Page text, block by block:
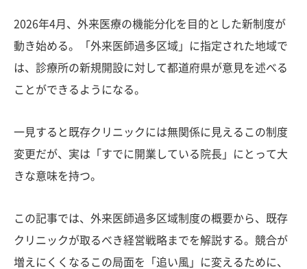
2026年4月、外来医療の機能分化を目的とした新制度が
動き始める。「外来医師過多区域」に指定された地域で
は、診療所の新規開設に対して都道府県が意見を述べる
ことができるようになる。
一見すると既存クリニックには無関係に見えるこの制度
変更だが、実は「すでに開業している院長」にとって大
きな意味を持つ。
この記事では、外来医師過多区域制度の概要から、既存
クリニックが取るべき経営戦略までを解説する。競合が
増えにくくなるこの局面を「追い風」に変えるために、